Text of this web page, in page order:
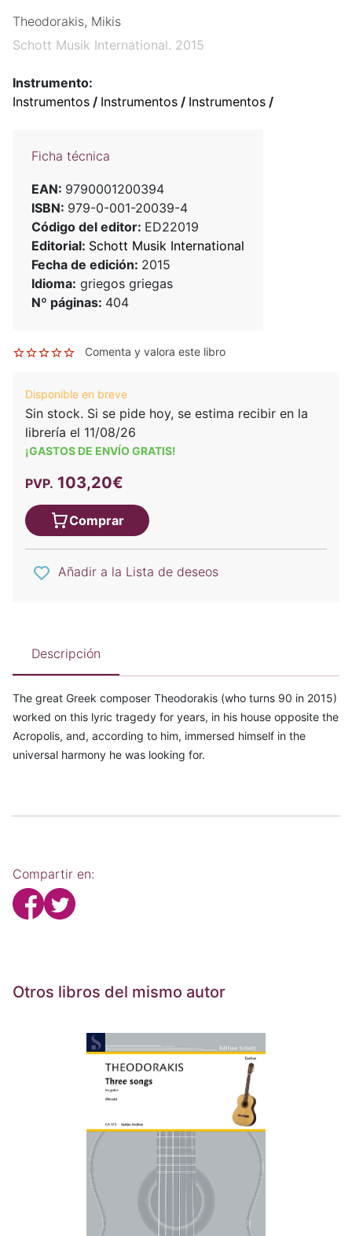
Theodorakis, Mikis
Schott Musik International. 2015
Instrumento:
Instrumentos / Instrumentos / Instrumentos /
Ficha técnica
EAN: 9790001200394
ISBN: 979-0-001-20039-4
Código del editor: ED22019
Editorial: Schott Musik International
Fecha de edición: 2015
Idioma: griegos griegas
Nº páginas: 404
Comenta y valora este libro
Disponible en breve
Sin stock. Si se pide hoy, se estima recibir en la
librería el 11/08/26
¡GASTOS DE ENVÍO GRATIS!
PVP. 103,20€
Comprar
Añadir a la Lista de deseos
Descripción
The great Greek composer Theodorakis (who turns 90 in 2015)
worked on this lyric tragedy for years, in his house opposite the
Acropolis, and, according to him, immersed himself in the
universal harmony he was looking for.
Compartir en:
Otros libros del mismo autor